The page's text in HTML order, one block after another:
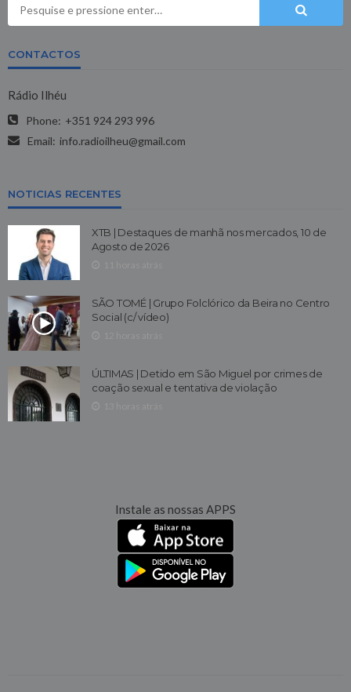
CONTACTOS
Rádio Ilhéu
Phone: +351 924 293 996
Email: info.radioilheu@gmail.com
NOTICIAS RECENTES
XTB | Destaques de manhã nos mercados, 10 de
Agosto de 2026
SÃO TOMÉ | Grupo Folclórico da Beira no Centro
Social (c/ vídeo)
ÚLTIMAS | Detido em São Miguel por crimes de
coação sexual e tentativa de violação
Instale as nossas APPS